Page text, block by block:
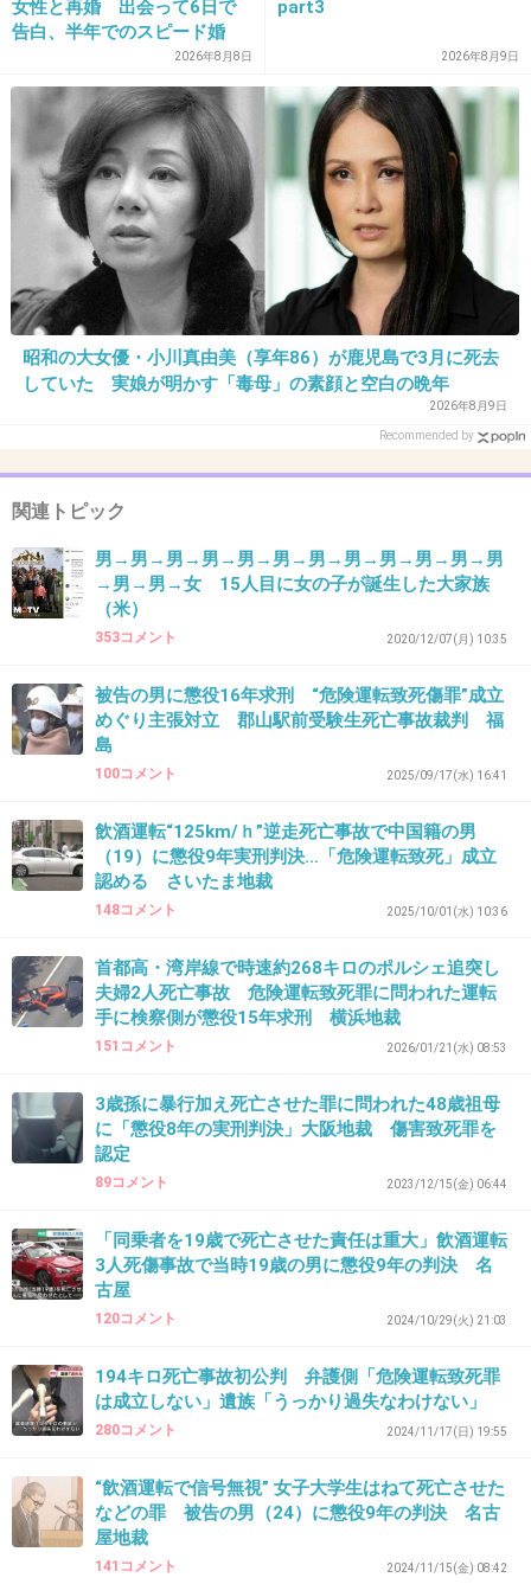
2026/07/08(水) 18:44:03
>>4
人を○ろす時は車で轢くのが一番らしいね
一番罪が軽くなる
+6 -0
32. 匿名2026/07/08(水) 18:45:16
>>1
死刑で良いよ。てか本当に交通事故の犯人って太々しいよ
ね。
ユーチューバーもやってる実業家も昔事故起こして（飲酒
ではなかったけど）、被害者ずっと寝たきりで家族総出で
介護されてるらしいけど、
加害者は見舞いに行きます！車には一生乗りません！とか
裁判で言ってたのに見舞いにも一度も来ず都合の悪い記事
やコメント削除しまくってて数年前大炎上してた。
今も崇め奉るコメントばかり残ってるけど。
母親にオクションプレゼントしました！って親孝行アピー
ルして母親も登場してたけど、面の皮が厚いというか、被
う。ふてぶてしいやつ多い。
逆に、避けられない事故でなんなら轢いた方が被害者じゃ
んって思うようなケースに限って轢いた人が心を痛めて病
んでたりする。
+10
日本って本当加害者に甘いね
被害者やそのご家族の事なんてまるで考えていないようだ
腹立たしい
34. 匿名2026/07/08(水) 18:47:04
ほんと被害者に立った司法じゃないんだな日本は
+5 -1
35. 匿名2026/07/08(水) 18:49:09
絶対またやる
36. 匿名2026/07/08(水) 18:53:07
女性と再婚 出会って6日で
告白、半年でのスピード婚
2026年8月8日
part3
2026年8月9日
昭和の大女優・小川真由美（享年86）が鹿児島で3月に死去
していた 実娘が明かす「毒母」の素顔と空白の晩年
2026年8月9日
Recommended by
関連トピック
男→男→男→男→男→男→男→男→男→男→男→男
→男→男→女 15人目に女の子が誕生した大家族
（米）
353コメント 2020/12/07(月) 10:35
被告の男に懲役16年求刑 “危険運転致死傷罪”成立
めぐり主張対立 郡山駅前受験生死亡事故裁判 福
島
100コメント 2025/09/17(水) 16:41
飲酒運転“125km/ｈ”逆走死亡事故で中国籍の男
（19）に懲役9年実刑判決…「危険運転致死」成立
認める さいたま地裁
148コメント 2025/10/01(水) 10:36
首都高・湾岸線で時速約268キロのポルシェ追突し
夫婦2人死亡事故 危険運転致死罪に問われた運転
手に検察側が懲役15年求刑 横浜地裁
151コメント 2026/01/21(水) 08:53
3歳孫に暴行加え死亡させた罪に問われた48歳祖母
に「懲役8年の実刑判決」大阪地裁 傷害致死罪を
認定
89コメント 2023/12/15(金) 06:44
「同乗者を19歳で死亡させた責任は重大」飲酒運転
3人死傷事故で当時19歳の男に懲役9年の判決 名
古屋
120コメント 2024/10/29(火) 21:03
194キロ死亡事故初公判 弁護側「危険運転致死罪
は成立しない」遺族「うっかり過失なわけない」
280コメント 2024/11/17(日) 19:55
“飲酒運転で信号無視” 女子大学生はねて死亡させた
などの罪 被告の男（24）に懲役9年の判決 名古
屋地裁
141コメント 2024/11/15(金) 08:42